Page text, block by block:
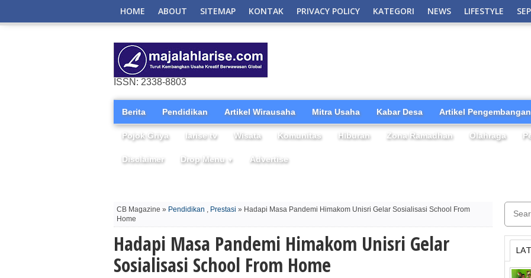
HOME ABOUT SITEMAP KONTAK PRIVACY POLICY KATEGORI NEWS LIFESTYLE
ISSN: 2338-8803
Berita Pendidikan Artikel Wirausaha Mitra Usaha Kabar Desa Artikel
Pojok Griya larise tv Wisata Komunitas Hiburan Zona Ramadhan Olahraga
Disclaimer Drop Menu ▼ Advertise
CB Magazine » Pendidikan , Prestasi » Hadapi Masa Pandemi Himakom Unisri Gelar Sosialisasi School From
Home
Hadapi Masa Pandemi Himakom Unisri Gelar
Sosialisasi School From Home